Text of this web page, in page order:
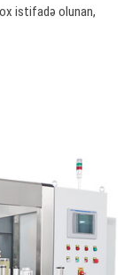
istifadə olunan,